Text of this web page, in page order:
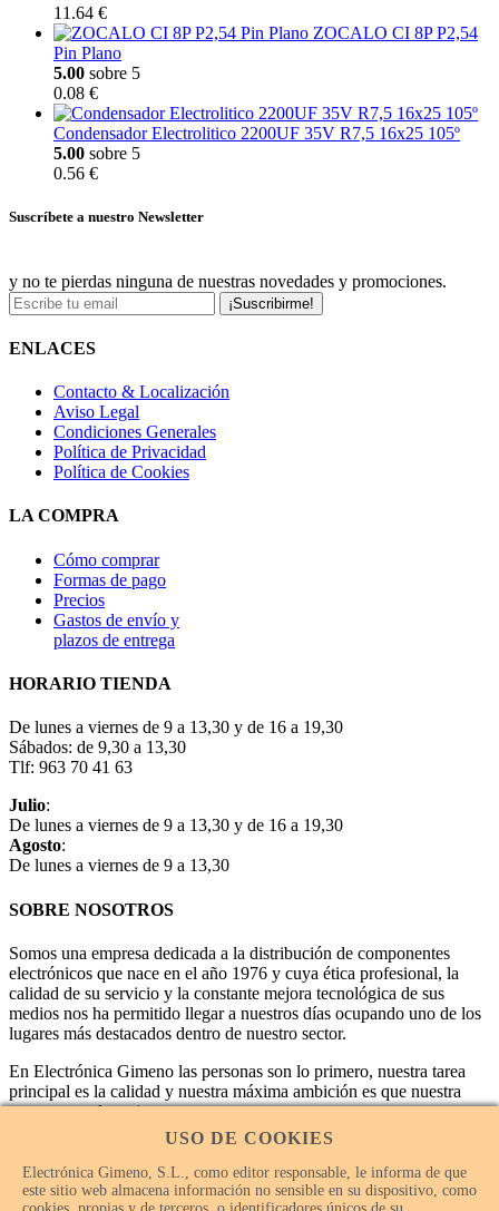
11.64 €
ZOCALO CI 8P P2,54
Pin Plano
5.00 sobre 5
0.08 €
Condensador Electrolitico 2200UF 35V R7,5 16x25 105º
5.00 sobre 5
0.56 €
Suscríbete a nuestro Newsletter
y no te pierdas ninguna de nuestras novedades y promociones.
¡Suscribirme!
ENLACES
Contacto & Localización
Aviso Legal
Condiciones Generales
Política de Privacidad
Política de Cookies
LA COMPRA
Cómo comprar
Formas de pago
Precios
Gastos de envío y
plazos de entrega
HORARIO TIENDA
De lunes a viernes de 9 a 13,30 y de 16 a 19,30
Sábados: de 9,30 a 13,30
Tlf: 963 70 41 63
Julio:
De lunes a viernes de 9 a 13,30 y de 16 a 19,30
Agosto:
De lunes a viernes de 9 a 13,30
SOBRE NOSOTROS
Somos una empresa dedicada a la distribución de componentes
electrónicos que nace en el año 1976 y cuya ética profesional, la
calidad de su servicio y la constante mejora tecnológica de sus
medios nos ha permitido llegar a nuestros días ocupando uno de los
lugares más destacados dentro de nuestro sector.
En Electrónica Gimeno las personas son lo primero, nuestra tarea
principal es la calidad y nuestra máxima ambición es que nuestra
empresa sea la mejor.
USO DE COOKIES
Electrónica Gimeno, S.L., como editor responsable, le informa de que
este sitio web almacena información no sensible en su dispositivo, como